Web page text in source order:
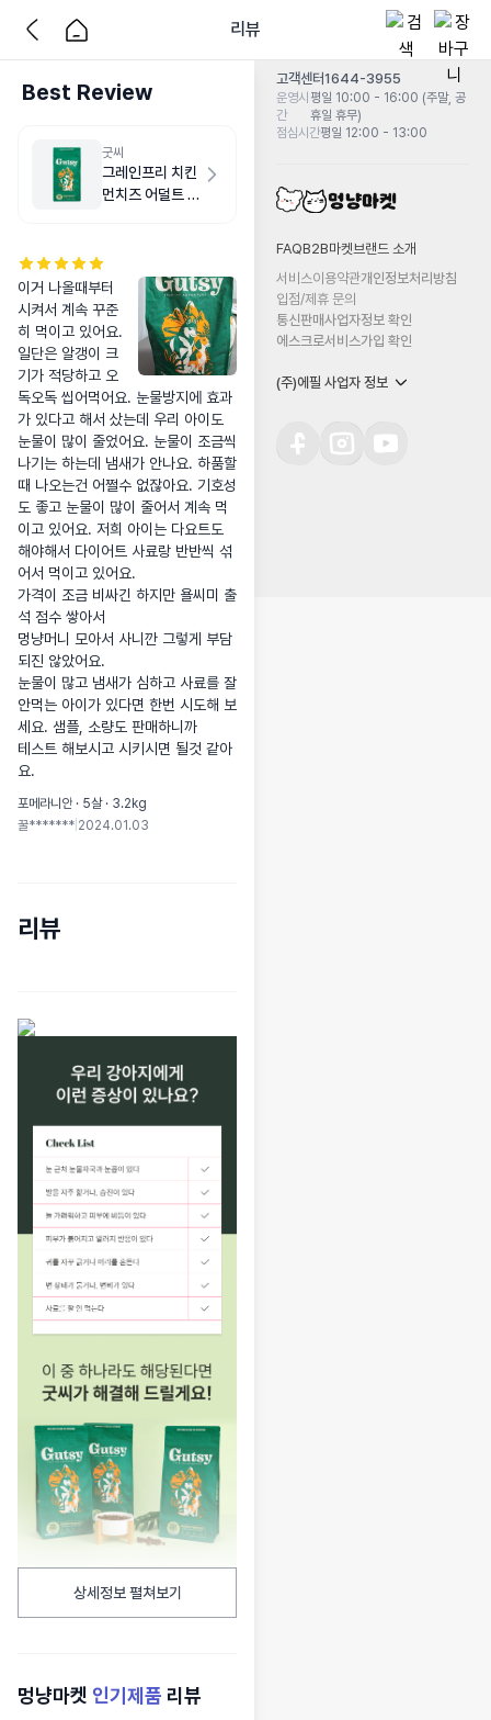
리뷰
Best Review
굿씨
그레인프리 치킨
먼치즈 어덜트 스
이거 나올때부터
시켜서 계속 꾸준
히 먹이고 있어요.
일단은 알갱이 크
기가 적당하고 오
독오독 씹어먹어요. 눈물방지에 효과
가 있다고 해서 샀는데 우리 아이도
눈물이 많이 줄었어요. 눈물이 조금씩
나기는 하는데 냄새가 안나요. 하품할
때 나오는건 어쩔수 없잖아요. 기호성
도 좋고 눈물이 많이 줄어서 계속 먹
이고 있어요. 저희 아이는 다요트도
해야해서 다이어트 사료랑 반반씩 섞
어서 먹이고 있어요.
가격이 조금 비싸긴 하지만 욜씨미 출
석 점수 쌓아서
멍냥머니 모아서 사니깐 그렇게 부담
되진 않았어요.
눈물이 많고 냄새가 심하고 사료를 잘
안먹는 아이가 있다면 한번 시도해 보
세요. 샘플, 소량도 판매하니까
테스트 해보시고 시키시면 될것 같아
요.
포메라니안 · 5살 · 3.2kg
꿀******* 2024.01.03
리뷰
상세정보 펼쳐보기
멍냥마켓 인기제품 리뷰
고객센터1644-3955
운영시
간
평일 10:00 - 16:00 (주말, 공
휴일 휴무)
점심시간평일 12:00 - 13:00
FAQB2B마켓 브랜드 소개
서비스이용약관개인정보처리방침
입점/제휴 문의
통신판매사업자정보 확인
에스크로서비스가입 확인
(주)에필 사업자 정보